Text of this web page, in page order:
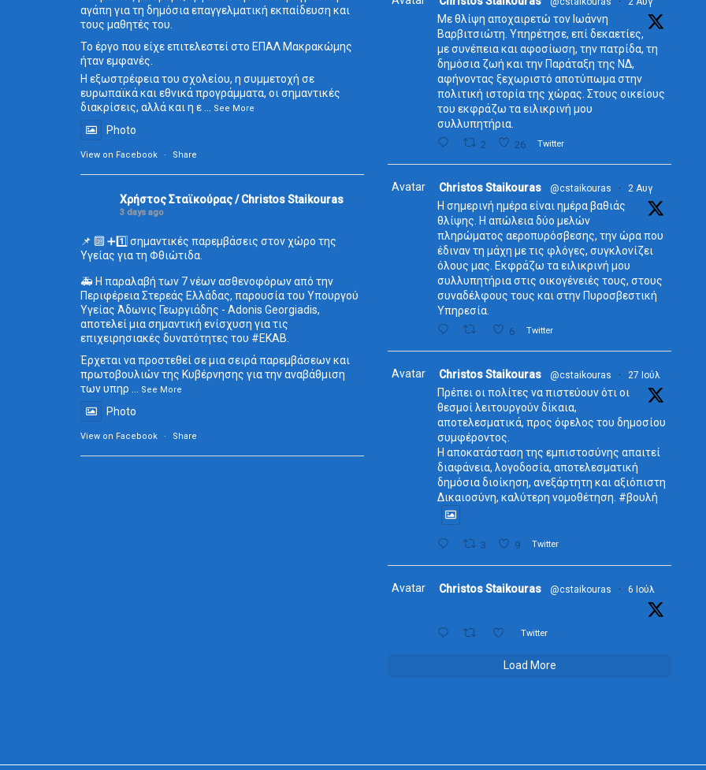
αγάπη για τη δημόσια επαγγελματική εκπαίδευση και
τους μαθητές του.
Το έργο που είχε επιτελεστεί στο ΕΠΑΛ Μακρακώμης
ήταν εμφανές.
Η εξωστρέφεια του σχολείου, η συμμετοχή σε
ευρωπαϊκά και εθνικά προγράμματα, οι σημαντικές
διακρίσεις, αλλά και η ε... See More
Photo
View on Facebook · Share
Χρήστος Σταϊκούρας / Christos Staikouras
3 days ago
📌 🔟 ➕1️⃣ σημαντικές παρεμβάσεις στον χώρο της
Υγείας για τη Φθιώτιδα.
🚑 Η παραλαβή των 7 νέων ασθενοφόρων από την
Περιφέρεια Στερεάς Ελλάδας, παρουσία του Υπουργού
Υγείας Άδωνις Γεωργιάδης - Adonis Georgiadis,
αποτελεί μια σημαντική ενίσχυση για τις
επιχειρησιακές δυνατότητες του #ΕΚΑΒ.
Έρχεται να προστεθεί σε μια σειρά παρεμβάσεων και
πρωτοβουλιών της Κυβέρνησης για την αναβάθμιση
των υπηρ ... See More
Photo
View on Facebook · Share
Με θλίψη αποχαιρετώ τον Ιωάννη
Βαρβιτσιώτη. Υπηρέτησε, επί δεκαετίες,
με συνέπεια και αφοσίωση, την πατρίδα, τη
δημόσια ζωή και την Παράταξη της ΝΔ,
αφήνοντας ξεχωριστό αποτύπωμα στην
πολιτική ιστορία της χώρας. Στους οικείους
του εκφράζω τα ειλικρινή μου
συλλυπητήρια.
2 26 Twitter
Avatar Christos Staikouras @cstaikouras · 2 Αυγ
Η σημερινή ημέρα είναι ημέρα βαθιάς
θλίψης. Η απώλεια δύο μελών
πληρώματος αεροπυρόσβεσης, την ώρα που
έδιναν τη μάχη με τις φλόγες, συγκλονίζει
όλους μας. Εκφράζω τα ειλικρινή μου
συλλυπητήρια στις οικογένειές τους, στους
συναδέλφους τους και στην Πυροσβεστική
Υπηρεσία.
6 Twitter
Avatar Christos Staikouras @cstaikouras · 27 Ιούλ
Πρέπει οι πολίτες να πιστεύουν ότι οι
θεσμοί λειτουργούν δίκαια,
αποτελεσματικά, προς όφελος του δημοσίου
συμφέροντος.
Η αποκατάσταση της εμπιστοσύνης απαιτεί
διαφάνεια, λογοδοσία, αποτελεσματική
δημόσια διοίκηση, ανεξάρτητη και αξιόπιστη
Δικαιοσύνη, καλύτερη νομοθέτηση. #βουλή
3 9 Twitter
Avatar Christos Staikouras @cstaikouras · 6 Ιούλ
Twitter
Load More